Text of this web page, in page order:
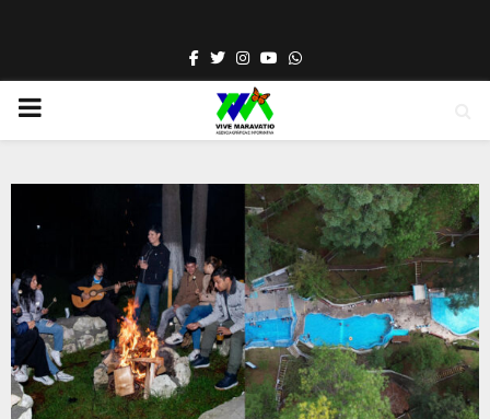
Facebook
TwitterInstagram
YoutubeWhatsapp
PRIMARY